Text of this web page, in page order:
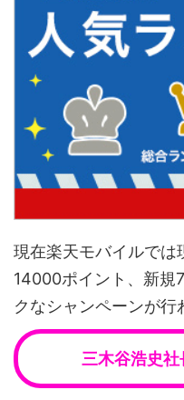
現在楽天モバイルでは
14000ポイント、新規
クなシャンペーンが行
三木谷浩史